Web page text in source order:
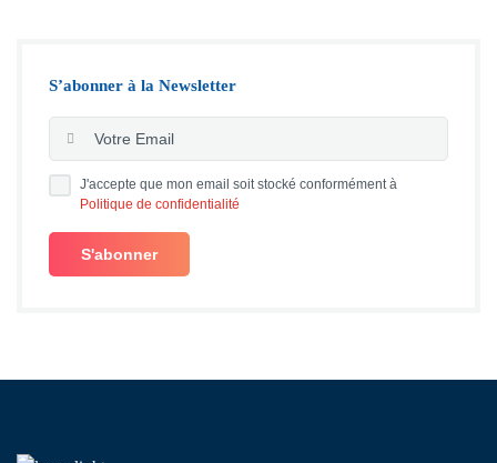
S’abonner à la Newsletter
J'accepte que mon email soit stocké conformément à
Politique de confidentialité